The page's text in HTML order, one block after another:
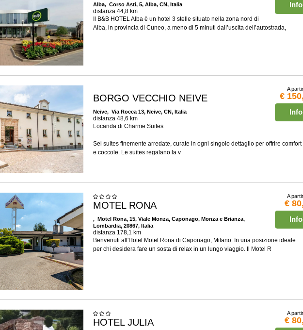
Info
Alba, Corso Asti, 5, Alba, CN, Italia
distanza 44,8 km
Il B&B HOTEL Alba è un hotel 3 stelle situato nella zona nord di
Alba, in provincia di Cuneo, a meno di 5 minuti dall’uscita dell’autostrada,
A
€
Info
BORGO VECCHIO NEIVE
Neive, Via Rocca 13, Neive, CN, Italia
distanza 48,6 km
Locanda di Charme Suites
Sei suites finemente arredate, curate in ogni singolo dettaglio per offrire comfort
e coccole. Le suites regalano la v
A
€
Info
MOTEL RONA
, Motel Rona, 15, Viale Monza, Caponago, Monza e Brianza,
Lombardia, 20867, Italia
distanza 178,1 km
Benvenuti all'Hotel Motel Rona di Caponago, Milano. In una posizione ideale
per chi desidera fare un sosta di relax in un lungo viaggio. Il Motel R
A
€
HOTEL JULIA